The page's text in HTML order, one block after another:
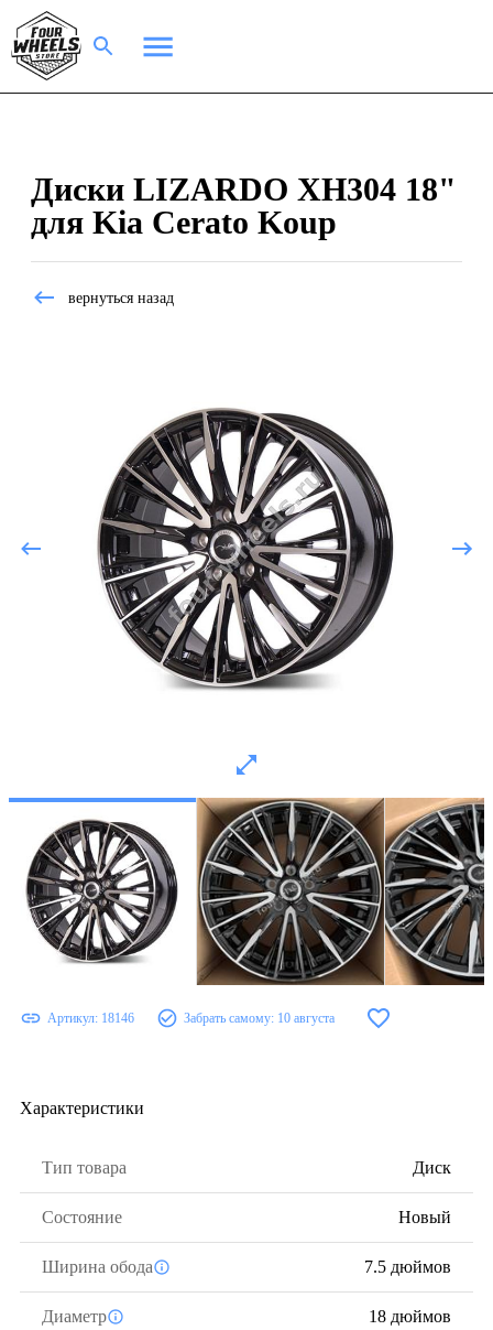
Диски LIZARDO XH304 18"
для Kia Cerato Koup
вернуться назад
Артикул: 18146 Забрать самому: 10 августа
Характеристики
Тип товара Диск
Состояние Новый
Ширина обода 7.5 дюймов
Диаметр 18 дюймов